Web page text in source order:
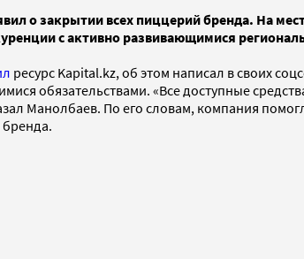
о закрытии всех пиццерий бренда. На
с активно развивающимися
ресурс Kapital.kz, об этом написал в своих
обязательствами. «Все доступные
Манолбаев. По его словам, компания
бренда.